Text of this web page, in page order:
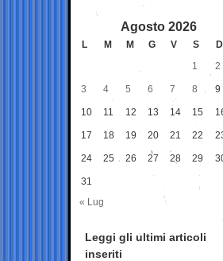
Agosto 2026
L M M G V S
D
1
2
3 4 5 6 7 8 9
10 11 12 13 14 15
17 18 19 20 21 22
24 25 26 27 28 29
31
« Lug
Leggi gli ultimi articoli
inseriti